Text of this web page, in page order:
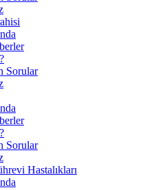
Sorular
Sorular
Hastalıkları